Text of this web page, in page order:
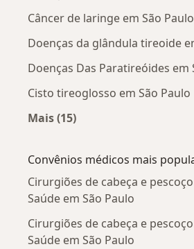
Câncer de laringe em São Paulo
Doenças da glândula tireoide
Doenças Das Paratireóides em
Cisto tireoglosso em São Paulo
Mais (15)
Convênios médicos mais
Cirurgiões de cabeça e
Saúde em São Paulo
Cirurgiões de cabeça e
Saúde em São Paulo